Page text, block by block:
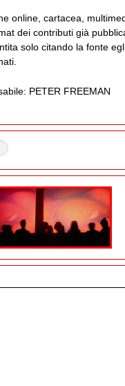
online, cartacea,
dei contributi già
solo citando la fonte
PETER FREEMAN